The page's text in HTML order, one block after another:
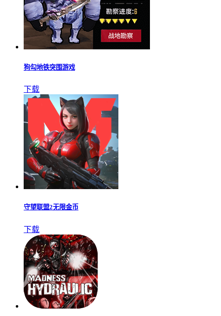
狗勾地铁突围游戏
下载
守望联盟2无限金币
下载